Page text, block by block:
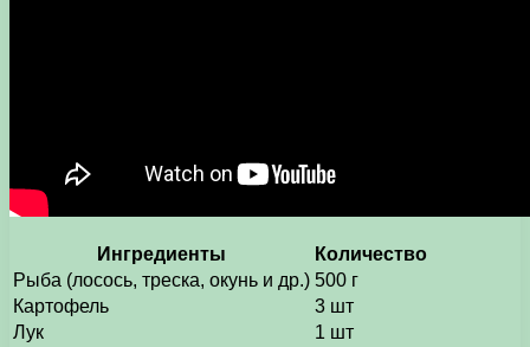
Ингредиенты
Количество
Рыба (лосось, треска, окунь и др.) 500 г
Картофель
3 шт
Лук
1 шт